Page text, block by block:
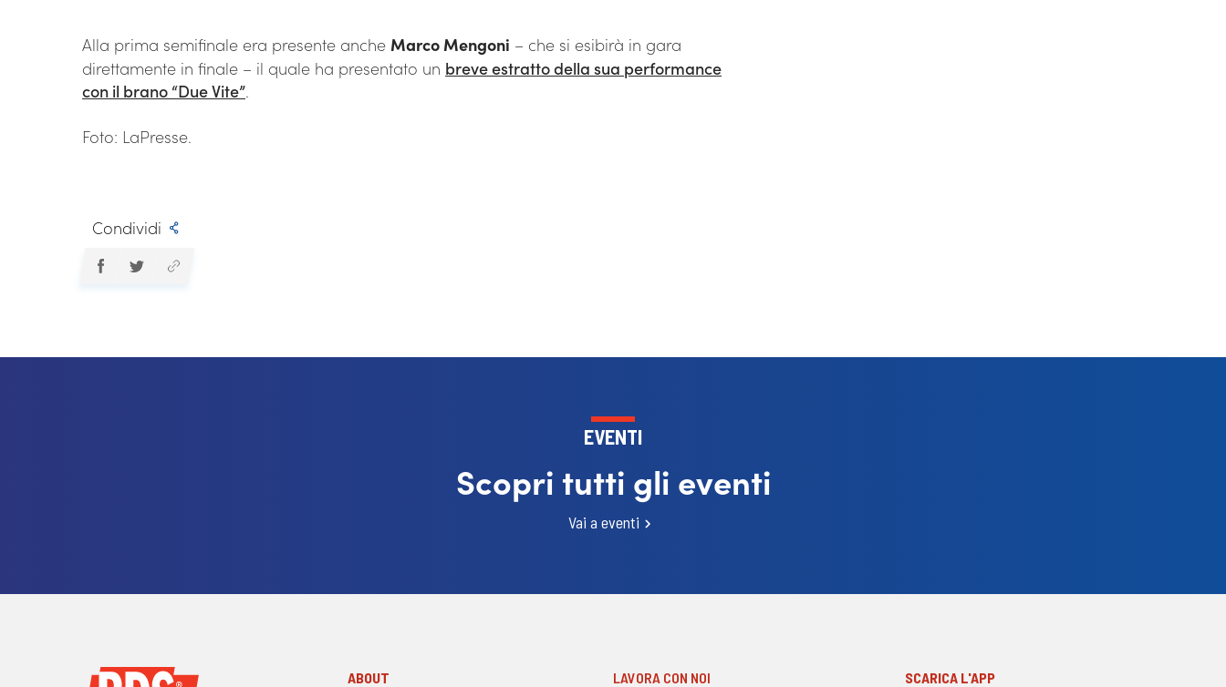
Alla prima semifinale era presente anche Marco Mengoni – che si esibirà in gara
direttamente in finale – il quale ha presentato un breve estratto della sua performance
con il brano “Due Vite”.
Foto: LaPresse.
Condividi
EVENTI
Scopri tutti gli eventi
Vai a eventi
ABOUT LAVORA CON NOI SCARICA L'APP